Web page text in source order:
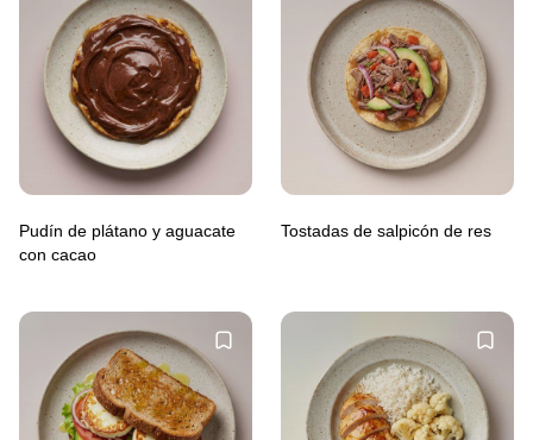
Pudín de plátano y aguacate
con cacao
Tostadas de salpicón de res